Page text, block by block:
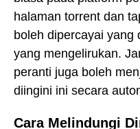
halaman torrent dan
boleh dipercayai yang
yang mengelirukan.
peranti juga boleh
diingini ini secara
Cara Melindungi